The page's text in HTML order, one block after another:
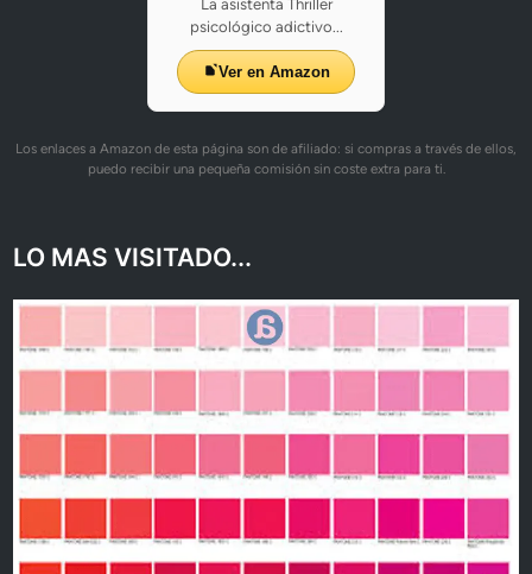
La asistenta Thriller
psicológico adictivo...
Ver en Amazon
Los enlaces a Amazon de esta página son de afiliado: si compras a través de ellos,
puedo recibir una pequeña comisión sin coste extra para ti.
LO MAS VISITADO...